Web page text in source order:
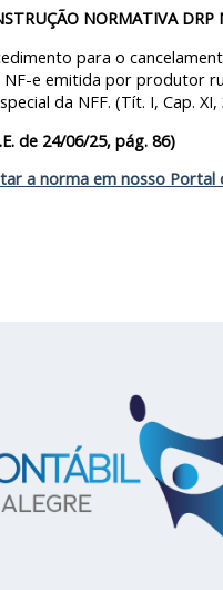
NORMATIVA DRP
para o
e emitida por produtor
da NFF. (Tít. I, Cap. XI,
de 24/06/25, pág. 86)
a norma em nosso Portal